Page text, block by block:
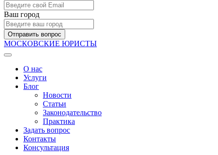
Ваш город
Отправить вопрос
МОСКОВСКИЕ ЮРИСТЫ
О нас
Услуги
Блог
Новости
Статьи
Законодательство
Практика
Задать вопрос
Контакты
Консультация